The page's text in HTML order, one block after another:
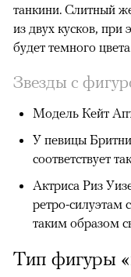
танкини. Слитный
из двух кусков, при
будет темного
Звезды с
Модель Кейт
У певицы
соответствует
Актриса Риз
ретро-силуэтам
таким образом
Тип фигуры